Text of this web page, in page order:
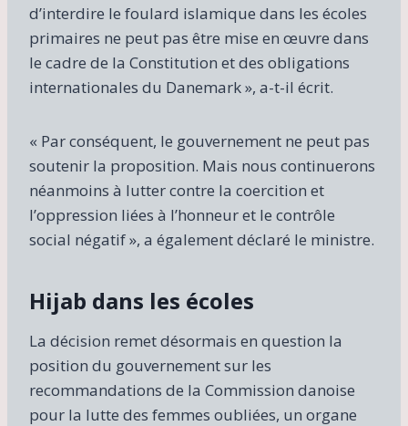
d’interdire le foulard islamique dans les écoles
primaires ne peut pas être mise en œuvre dans
le cadre de la Constitution et des obligations
internationales du Danemark », a-t-il écrit.
« Par conséquent, le gouvernement ne peut pas
soutenir la proposition. Mais nous continuerons
néanmoins à lutter contre la coercition et
l’oppression liées à l’honneur et le contrôle
social négatif », a également déclaré le ministre.
Hijab dans les écoles
La décision remet désormais en question la
position du gouvernement sur les
recommandations de la Commission danoise
pour la lutte des femmes oubliées, un organe